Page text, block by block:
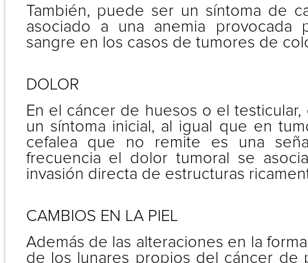
También, puede ser un síntoma de
asociado a una anemia
sangre en los casos de tumores de
DOLOR
En el cáncer de huesos o el
un síntoma inicial, al igual que en
cefalea que no remite es una
frecuencia el dolor tumoral se
invasión directa de estructuras
CAMBIOS EN LA PIEL
Además de las alteraciones en la
de los lunares propios del cáncer de